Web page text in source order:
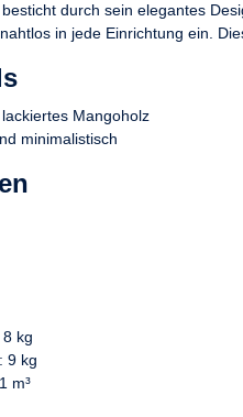
besticht durch sein elegantes
in jede Einrichtung ein.
Mangoholz
minimalistisch
kg
9 kg
m³